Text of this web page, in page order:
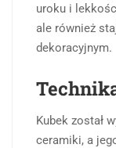
uroku i
ale również
dekoracyjnym.
Kubek został
ceramiki, a